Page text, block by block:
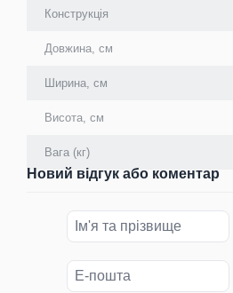
Конструкція
Довжина, см
Ширина, см
Висота, см
Вага (кг)
Новий відгук або коментар